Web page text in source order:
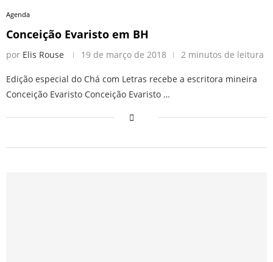
Agenda
Conceição Evaristo em BH
por Elis Rouse 19 de março de 2018 2 minutos de leitura
Edição especial do Chá com Letras recebe a escritora mineira
Conceição Evaristo Conceição Evaristo …